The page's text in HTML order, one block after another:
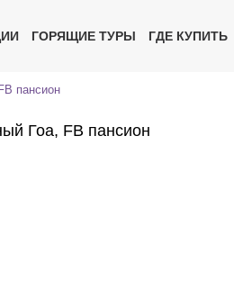
ГОРЯЩИЕ ТУРЫ ГДЕ КУПИТЬ
FB пансион
Гоа, FB пансион